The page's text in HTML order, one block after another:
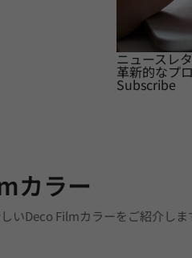
ニュースレ
革新的なプ
Subscribe
カラー
いDeco Filmカラーをご紹介しま